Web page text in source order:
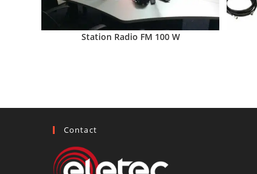
Station Radio FM 100 W
Contact